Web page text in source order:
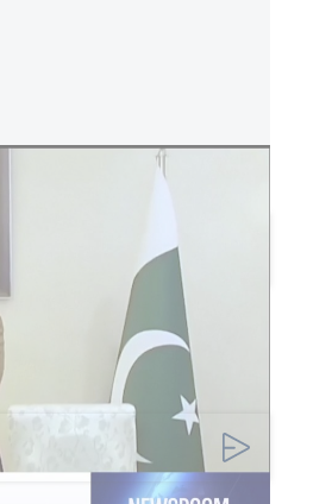
pacte de défense mutuelle
un commentaire